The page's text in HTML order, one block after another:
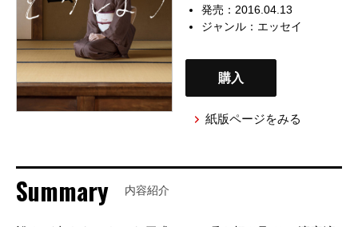
発売：2016.04.13
ジャンル： エッセイ
購入
紙版ページをみる
Summary 内容紹介